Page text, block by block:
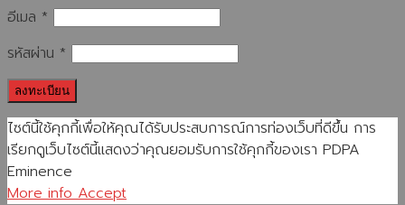
อีเมล *
รหัสผ่าน *
ลงทะเบียน
ไซต์นี้ใช้คุกกี้เพื่อให้คุณได้รับประสบการณ์การท่องเว็บที่ดีขึ้น การ
เรียกดูเว็บไซต์นี้แสดงว่าคุณยอมรับการใช้คุกกี้ของเรา PDPA
Eminence
More info Accept